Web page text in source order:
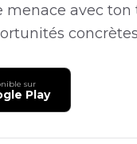
menace avec
sur
Play